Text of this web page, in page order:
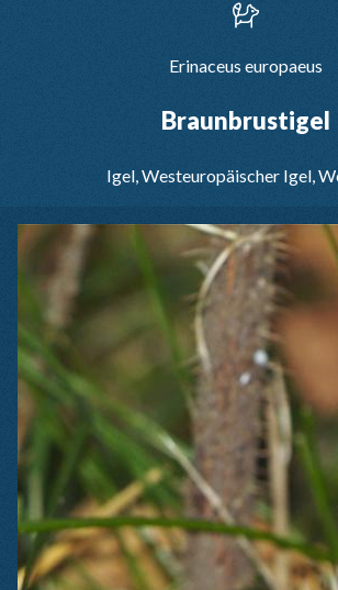
Erinaceus europaeus
Braunbrustigel
Igel, Westeuropäischer Igel,